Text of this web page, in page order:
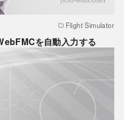
Flight Simulator
を自動入力する